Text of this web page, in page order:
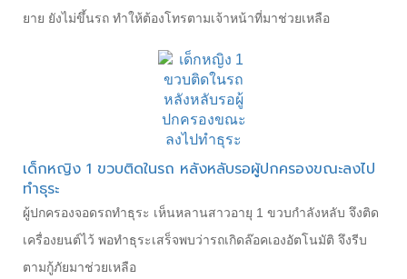
ยาย ยังไม่ขึ้นรถ ทำให้ต้องโทรตามเจ้าหน้าที่มาช่วยเหลือ
เด็กหญิง 1 ขวบติดในรถ หลังหลับรอผู้ปกครองขณะลงไป
ทำธุระ
ผู้ปกครองจอดรถทำธุระ เห็นหลานสาวอายุ 1 ขวบกำลังหลับ จึงติด
เครื่องยนต์ไว้ พอทำธุระเสร็จพบว่ารถเกิดล๊อคเองอัตโนมัติ จึงรีบ
ตามกู้ภัยมาช่วยเหลือ